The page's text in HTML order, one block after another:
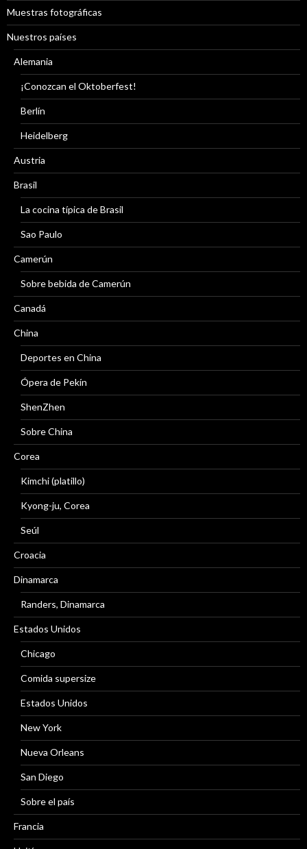
Muestras fotográficas
Nuestros países
Alemania
¡Conozcan el Oktoberfest!
Berlín
Heidelberg
Austria
Brasil
La cocina típica de Brasil
Sao Paulo
Camerún
Sobre bebida de Camerún
Canadá
China
Deportes en China
Ópera de Pekín
ShenZhen
Sobre China
Corea
Kimchi (platillo)
Kyong-ju, Corea
Seúl
Croacia
Dinamarca
Randers, Dinamarca
Estados Unidos
Chicago
Comida supersize
Estados Unidos
New York
Nueva Orleans
San Diego
Sobre el país
Francia